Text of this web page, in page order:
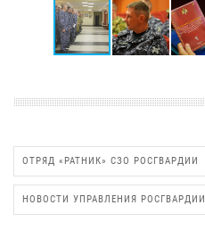
ОТРЯД «РАТНИК» СЗО РОСГВАРДИИ
НОВОСТИ УПРАВЛЕНИЯ РОСГВАРДИИ